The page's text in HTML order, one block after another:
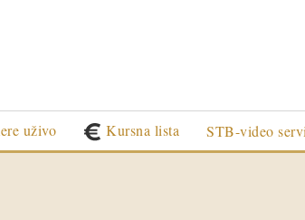
uživo Kursna lista STB-video